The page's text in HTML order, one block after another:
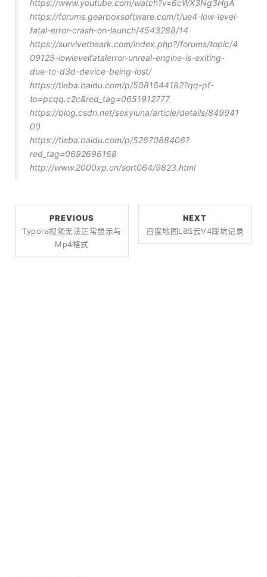
https://www.youtube.com/watch?v=6cWX3Ng3HgA
https://forums.gearboxsoftware.com/t/ue4-low-level-
fatal-error-crash-on-launch/4543288/14
https://survivetheark.com/index.php?/forums/topic/4
09125-lowlevelfatalerror-unreal-engine-is-exiting-
due-to-d3d-device-being-lost/
https://tieba.baidu.com/p/5081644182?qq-pf-
to=pcqq.c2c&red_tag=0651912777
https://blog.csdn.net/sexyluna/article/details/849941
00
https://tieba.baidu.com/p/5267088406?
red_tag=0692696168
http://www.2000xp.cn/sort064/9823.html
PREVIOUS
Typora视频无法正常显示与
Mp4格式
NEXT
百度地图LBS云V4踩坑记录